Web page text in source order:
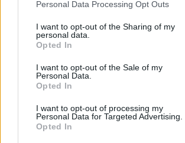
Personal Data Processing Opt Outs
I want to opt-out of the Sharing of my
personal data.
Opted In
I want to opt-out of the Sale of my
Personal Data.
Opted In
I want to opt-out of processing my
Personal Data for Targeted Advertising.
Opted In
Philip Glass: Παγκόσμια γιορτή
γενέθλιά του με πρεμιέρα της